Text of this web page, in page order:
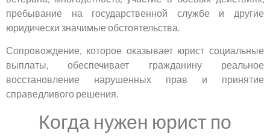
пребывание на государственной службе и другие
юридически значимые обстоятельства.
Сопровождение, которое оказывает юрист социальные
выплаты, обеспечивает гражданину реальное
восстановление нарушенных прав и принятие
справедливого решения.
Когда нужен юрист по